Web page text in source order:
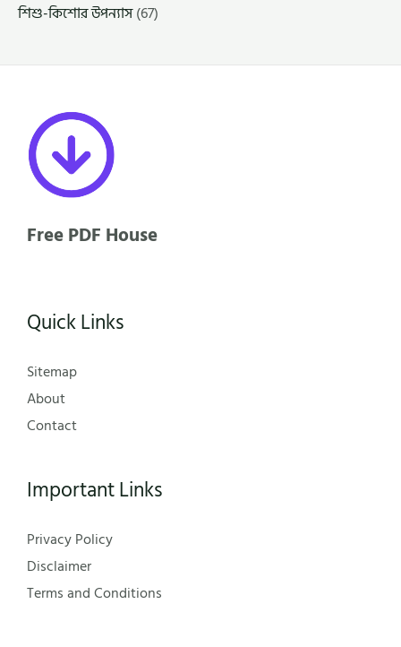
শিশু-কিশোর উপন্যাস(67)
Free PDF House
Quick Links
Sitemap
About
Contact
Important Links
Privacy Policy
Disclaimer
Terms and Conditions